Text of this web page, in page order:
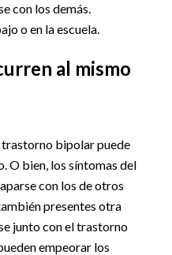
con los demás.
o en la escuela.
al mismo
trastorno bipolar puede
O bien, los síntomas del
con los de otros
presentes otra
junto con el trastorno
empeorar los